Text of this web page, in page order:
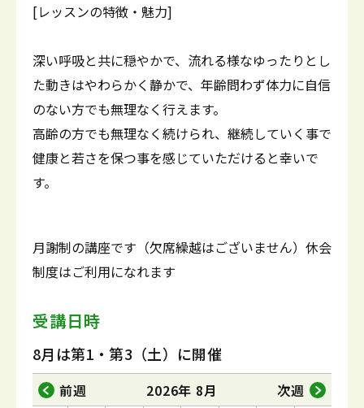
[レッスンの特徴・魅力]
深い呼吸と共に穏やかで、流れる様なゆったりとし
た動きはやわらかく静かで、年齢問わず体力に自信
のない方でも無理なく行えます。
高齢の方でも無理なく続けられ、継続していく事で
健康と若さを保つ事を感じていただけると幸いで
す。
月謝制の講座です（欠席繰越はございません）休会
制度はご利用になれます
受講日時
8月は第1・第3（土）に開催
前週 2026年 8月 次週